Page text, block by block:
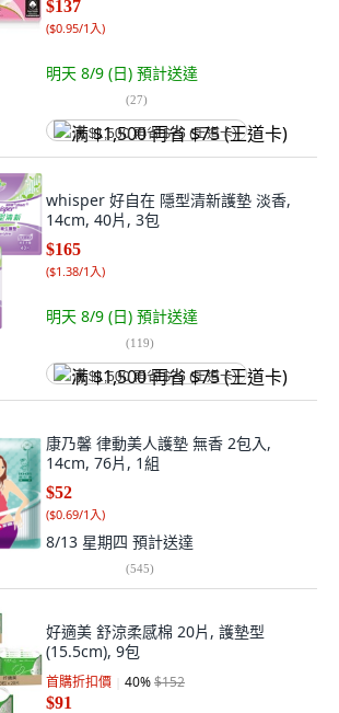
$137
($0.95/1入)
明天 8/9 (日) 預計送達
(27)
满 $1,500 再省 $75 (王道卡)
whisper 好自在 隱型清新護墊 淡香,
14cm, 40片, 3包
$165
($1.38/1入)
明天 8/9 (日) 預計送達
(119)
满 $1,500 再省 $75 (王道卡)
康乃馨 律動美人護墊 無香 2包入,
14cm, 76片, 1組
$52
($0.69/1入)
8/13 星期四 預計送達
(545)
好適美 舒涼柔感棉 20片, 護墊型
(15.5cm), 9包
首購折扣價 40%$152
$91